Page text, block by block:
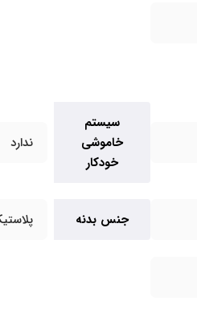
سیستم
خاموشی
خودکار
ندارد
جنس بدنه